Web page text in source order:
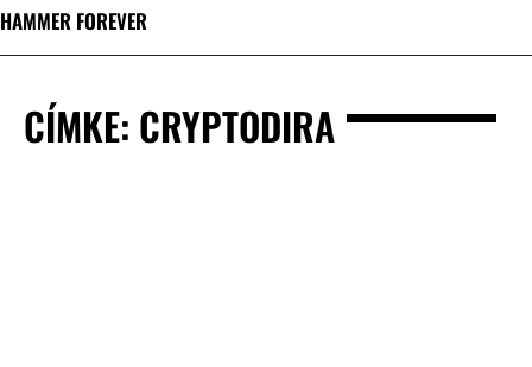
HAMMER FOREVER
CÍMKE: CRYPTODIRA